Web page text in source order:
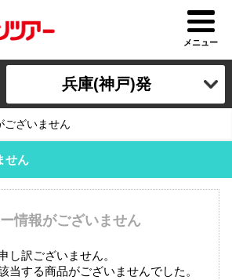
メニュー
兵庫(神戸)発
ございません
せん
情報がございません
し訳ございません。
当する商品がございませんでした。